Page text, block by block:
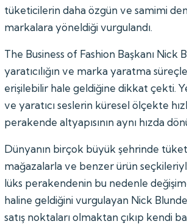
tüketicilerin daha özgün ve samimi
markalara yöneldiği vurgulandı.
The Business of Fashion Başkanı Nick
yaratıcılığın ve marka yaratma
erişilebilir hale geldiğine dikkat çekti.
ve yaratıcı seslerin küresel ölçekte
perakende altyapısının aynı hızda
Dünyanın birçok büyük şehrinde
mağazalarla ve benzer ürün
lüks perakendenin bu nedenle
haline geldiğini vurgulayan Nick
satış noktaları olmaktan çıkıp kendi